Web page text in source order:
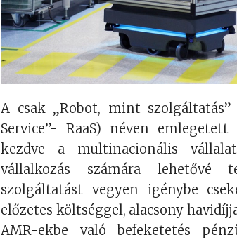
A csak „Robot, mint szolgáltatás”
Service”- RaaS) néven
kezdve a multinacionális
vállalkozás számára
szolgáltatást vegyen igénybe
előzetes költséggel, alacsony
AMR-ekbe való befeketetés